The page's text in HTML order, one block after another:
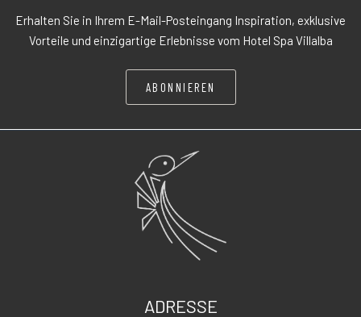
Erhalten Sie in Ihrem E-Mail-Posteingang Inspiration, exklusive
Vorteile und einzigartige Erlebnisse vom Hotel Spa Villalba
ABONNIEREN
ADRESSE